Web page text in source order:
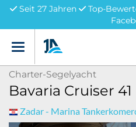
Seit 27 Jahren
Top-
Menü
Charter-Segelyacht
Bavaria Cruiser
Zadar - Marina